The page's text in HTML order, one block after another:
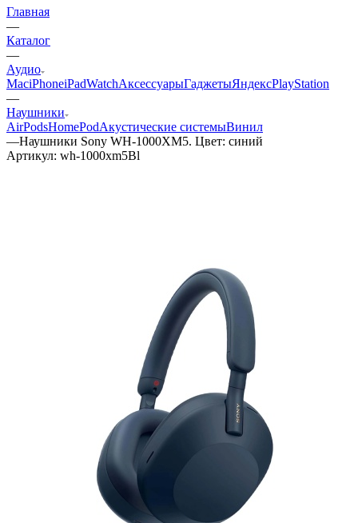
Главная
—
Каталог
—
Аудио
MaciPhoneiPadWatchАксессуарыГаджетыЯндексPlayStation
—
Наушники
AirPodsHomePodАкустические системыВинил
—Наушники Sony WH-1000XM5. Цвет: синий
Артикул: wh-1000xm5Bl